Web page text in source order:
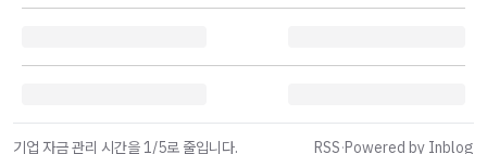
기업 자금 관리 시간을 1/5로 줄입니다. RSS·Powered by Inblog